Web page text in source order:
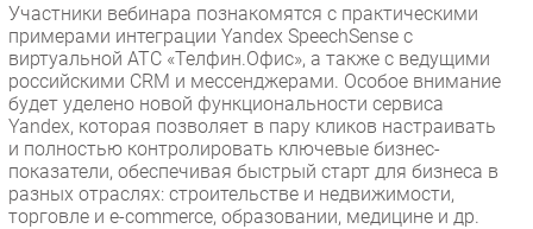
РАЗДЕЛЫ
Новости
Аналитика
Интервью
Мероприятия
Проекты
Участники вебинара познакомятся с практическими
примерами интеграции Yandex SpeechSense с
виртуальной АТС «Телфин.Офис», а также с ведущими
российскими CRM и мессенджерами. Особое внимание
будет уделено новой функциональности сервиса
Yandex, которая позволяет в пару кликов настраивать
и полностью контролировать ключевые бизнес-
показатели, обеспечивая быстрый старт для бизнеса в
разных отраслях: строительстве и недвижимости,
торговле и e-commerce, образовании, медицине и др.